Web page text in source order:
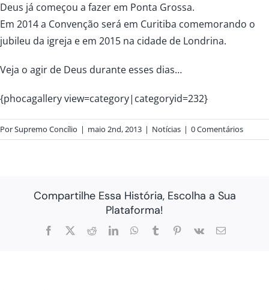
Deus já começou a fazer em Ponta Grossa.
Em 2014 a Convenção será em Curitiba comemorando o
jubileu da igreja e em 2015 na cidade de Londrina.
Veja o agir de Deus durante esses dias…
{phocagallery view=category|categoryid=232}
PorSupremo Concílio | maio 2nd, 2013 | Notícias | 0 Comentários
Compartilhe Essa História, Escolha a Sua
Plataforma!
Facebook
X RedditLinkedInWhatsApp
TumblrPinterest
Vk
E-